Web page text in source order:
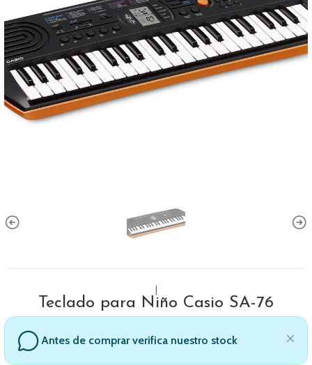
Teclado para Niño Casio SA-76
Antes de comprar verifica nuestro stock